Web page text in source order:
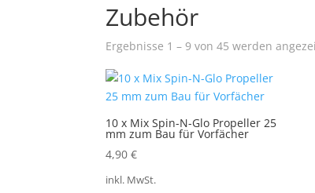
Zubehör
Ergebnisse 1 – 9 von 45 werden
10 x Mix Spin-N-Glo Propeller 25
mm zum Bau für Vorfächer
4,90€
inkl. MwSt.